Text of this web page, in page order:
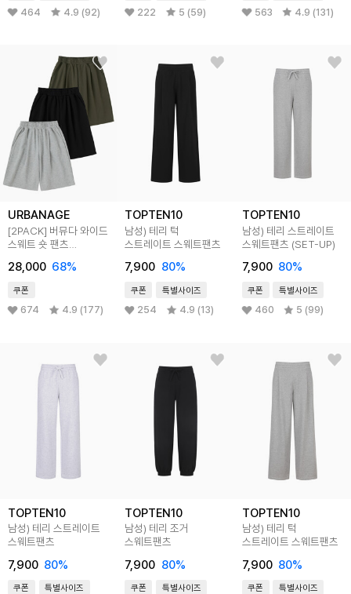
464 4.9 (92) 222 5 (59) 563 4.9 (131)
URBANAGE
[2PACK] 버뮤다 와이드
스웨트 숏 팬츠
28,000 68%
쿠폰
674 4.9 (177)
TOPTEN10
남성) 테리 턱
스트레이트 스웨트팬츠
7,900 80%
쿠폰 특별사이즈
254 4.9 (13)
TOPTEN10
남성) 테리 스트레이트
스웨트팬츠 (SET-UP)
7,900 80%
쿠폰 특별사이즈
460 5 (99)
TOPTEN10
남성) 테리 스트레이트
스웨트팬츠
7,900 80%
쿠폰 특별사이즈
TOPTEN10
남성) 테리 조거
스웨트팬츠
7,900 80%
쿠폰 특별사이즈
TOPTEN10
남성) 테리 턱
스트레이트 스웨트팬츠
7,900 80%
쿠폰 특별사이즈